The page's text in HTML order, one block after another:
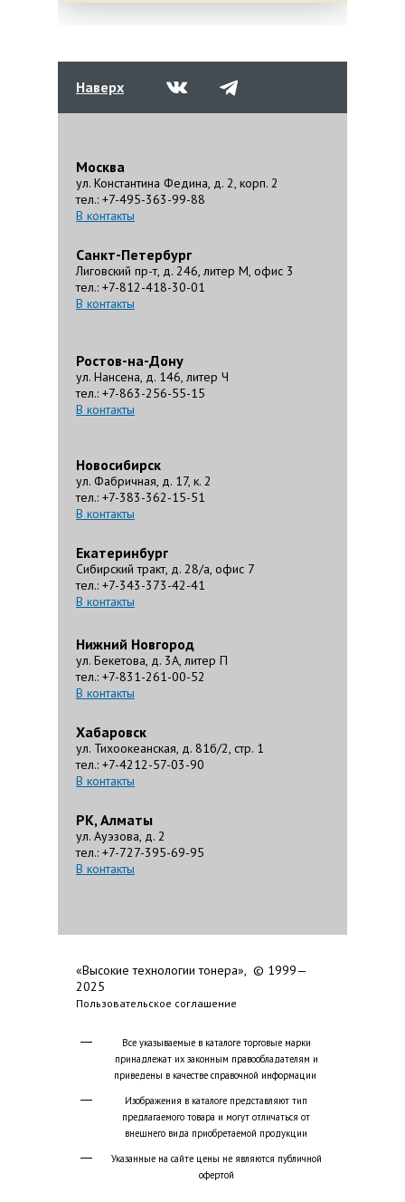
Наверх
Москва
ул. Константина Федина, д. 2, корп. 2
тел.: +7-495-363-99-88
В контакты
Санкт-Петербург
Лиговский пр-т, д. 246, литер М, офис 3
тел.: +7-812-418-30-01
В контакты
Ростов-на-Дону
ул. Нансена, д. 146, литер Ч
тел.: +7-863-256-55-15
В контакты
Новосибирск
ул. Фабричная, д. 17, к. 2
тел.: +7-383-362-15-51
В контакты
Екатеринбург
Сибирский тракт, д. 28/а, офис 7
тел.: +7-343-373-42-41
В контакты
Нижний Новгород
ул. Бекетова, д. 3А, литер П
тел.: +7-831-261-00-52
В контакты
Хабаровск
ул. Тихоокеанская, д. 81б/2, стр. 1
тел.: +7-4212-57-03-90
В контакты
РК, Алматы
ул. Ауэзова, д. 2
тел.: +7-727-395-69-95
В контакты
«Высокие технологии тонера», © 1999—
2025
Пользовательское соглашение
Все указываемые в каталоге торговые марки
принадлежат их законным правообладателям и
приведены в качестве справочной информации
Изображения в каталоге представляют тип
предлагаемого товара и могут отличаться от
внешнего вида приобретаемой продукции
Указанные на сайте цены не являются публичной
офертой